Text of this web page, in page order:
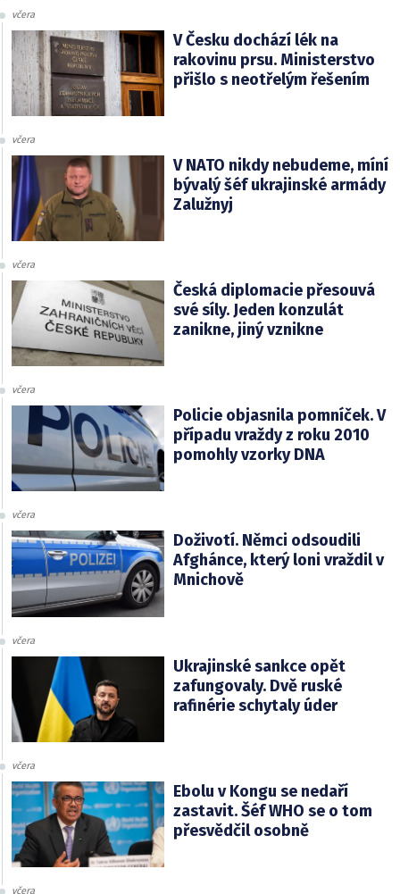
včera
V Česku dochází lék na
rakovinu prsu. Ministerstvo
přišlo s neotřelým řešením
včera
V NATO nikdy nebudeme, míní
bývalý šéf ukrajinské armády
Zalužnyj
včera
Česká diplomacie přesouvá
své síly. Jeden konzulát
zanikne, jiný vznikne
včera
Policie objasnila pomníček. V
případu vraždy z roku 2010
pomohly vzorky DNA
včera
Doživotí. Němci odsoudili
Afghánce, který loni vraždil v
Mnichově
včera
Ukrajinské sankce opět
zafungovaly. Dvě ruské
rafinérie schytaly úder
včera
Ebolu v Kongu se nedaří
zastavit. Šéf WHO se o tom
přesvědčil osobně
včera